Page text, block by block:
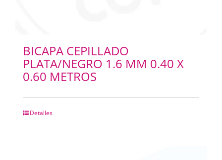
BICAPA CEPILLADO
PLATA/NEGRO 1.6 MM 0.40 X
0.60 METROS
Detalles